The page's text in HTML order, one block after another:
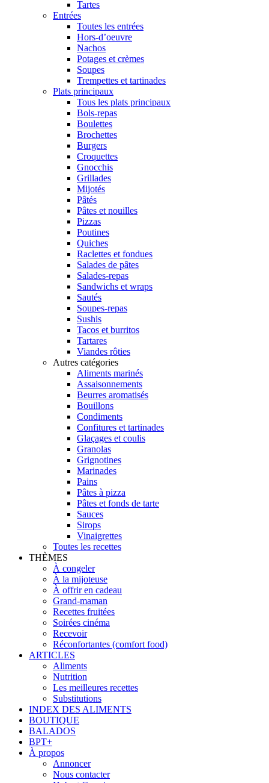
Tartes
Entrées
Toutes les entrées
Hors-d’oeuvre
Nachos
Potages et crèmes
Soupes
Trempettes et tartinades
Plats principaux
Tous les plats principaux
Bols-repas
Boulettes
Brochettes
Burgers
Croquettes
Gnocchis
Grillades
Mijotés
Pâtés
Pâtes et nouilles
Pizzas
Poutines
Quiches
Raclettes et fondues
Salades de pâtes
Salades-repas
Sandwichs et wraps
Sautés
Soupes-repas
Sushis
Tacos et burritos
Tartares
Viandes rôties
Autres catégories
Aliments marinés
Assaisonnements
Beurres aromatisés
Bouillons
Condiments
Confitures et tartinades
Glaçages et coulis
Granolas
Grignotines
Marinades
Pains
Pâtes à pizza
Pâtes et fonds de tarte
Sauces
Sirops
Vinaigrettes
Toutes les recettes
THÈMES
À congeler
À la mijoteuse
À offrir en cadeau
Grand-maman
Recettes fruitées
Soirées cinéma
Recevoir
Réconfortantes (comfort food)
ARTICLES
Aliments
Nutrition
Les meilleures recettes
Substitutions
INDEX DES ALIMENTS
BOUTIQUE
BALADOS
BPT+
À propos
Annoncer
Nous contacter